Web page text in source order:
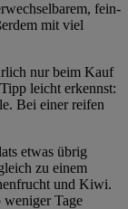
fein-
mit viel
nur beim Kauf
leicht erkennst:
Bei einer reifen
etwas übrig
zu einem
und Kiwi.
Tage